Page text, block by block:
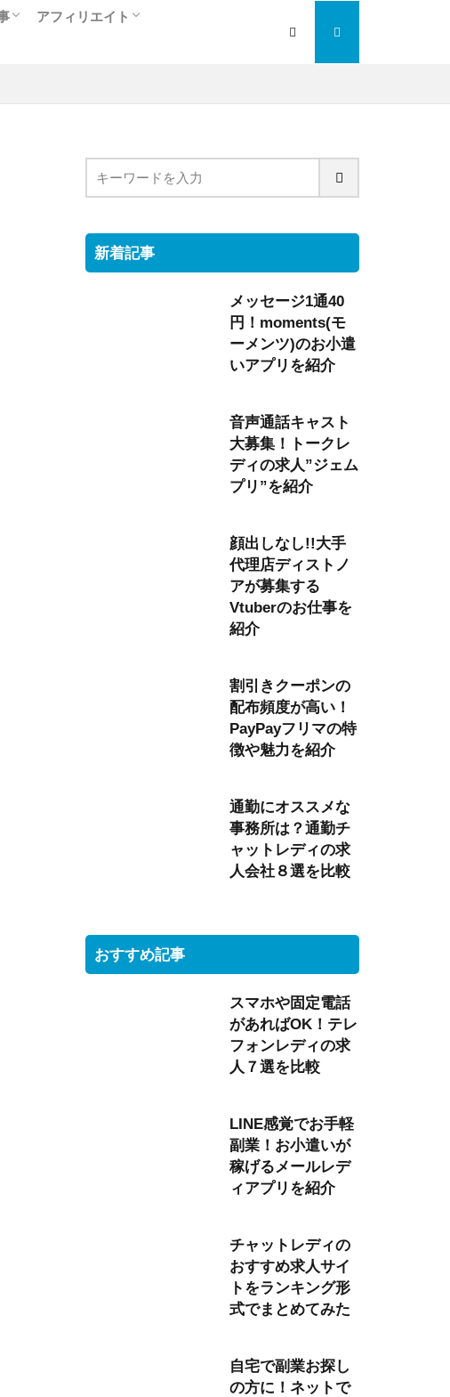
アフィリエイト
新着記事
メッセージ1通40
円！moments(モ
ーメンツ)のお小遣
いアプリを紹介
音声通話キャスト
大募集！トークレ
ディの求人”ジェム
プリ”を紹介
顔出しなし!!大手
代理店ディストノ
アが募集する
Vtuberのお仕事を
紹介
割引きクーポンの
配布頻度が高い！
PayPayフリマの特
徴や魅力を紹介
通勤にオススメな
事務所は？通勤チ
ャットレディの求
人会社８選を比較
おすすめ記事
スマホや固定電話
があればOK！テレ
フォンレディの求
人７選を比較
LINE感覚でお手軽
副業！お小遣いが
稼げるメールレデ
ィアプリを紹介
チャットレディの
おすすめ求人サイ
トをランキング形
式でまとめてみた
自宅で副業お探し
の方に！ネットで